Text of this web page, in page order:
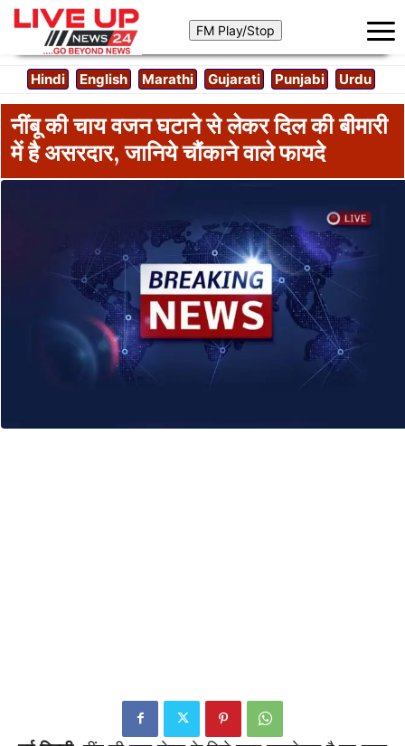
Hindi English Marathi Gujarati Punjabi Urdu
नींबू की चाय वजन घटाने से लेकर दिल की बीमारी
में है असरदार, जानिये चौंकाने वाले फायदे